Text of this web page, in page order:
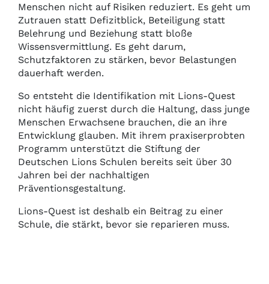
Menschen nicht auf Risiken reduziert. Es geht um
Zutrauen statt Defizitblick, Beteiligung statt
Belehrung und Beziehung statt bloße
Wissensvermittlung. Es geht darum,
Schutzfaktoren zu stärken, bevor Belastungen
dauerhaft werden.
So entsteht die Identifikation mit Lions-Quest
nicht häufig zuerst durch die Haltung, dass junge
Menschen Erwachsene brauchen, die an ihre
Entwicklung glauben. Mit ihrem praxiserprobten
Programm unterstützt die Stiftung der
Deutschen Lions Schulen bereits seit über 30
Jahren bei der nachhaltigen
Präventionsgestaltung.
Lions-Quest ist deshalb ein Beitrag zu einer
Schule, die stärkt, bevor sie reparieren muss.